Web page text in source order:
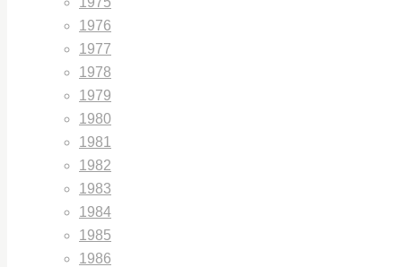
1976
1977
1978
1979
1980
1981
1982
1983
1984
1985
1986